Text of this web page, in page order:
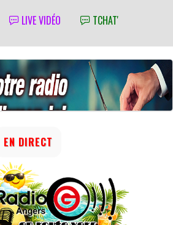
LIVE VIDÉO TCHAT'
EN DIRECT